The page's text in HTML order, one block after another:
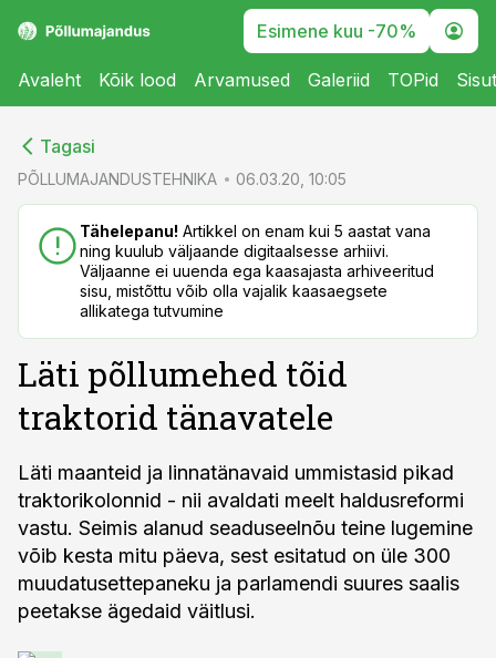
Esimene kuu -70%
Avaleht Kõik lood Arvamused Galeriid TOPid
Tagasi
PÕLLUMAJANDUSTEHNIKA 06.03.20, 10:05
Tähelepanu! Artikkel on enam kui 5 aastat vana
ning kuulub väljaande digitaalsesse arhiivi.
Väljaanne ei uuenda ega kaasajasta arhiveeritud
sisu, mistõttu võib olla vajalik kaasaegsete
allikatega tutvumine
Läti põllumehed tõid
traktorid tänavatele
Läti maanteid ja linnatänavaid ummistasid pikad
traktorikolonnid - nii avaldati meelt haldusreformi
vastu. Seimis alanud seaduseelnõu teine lugemine
võib kesta mitu päeva, sest esitatud on üle 300
muudatusettepaneku ja parlamendi suures saalis
peetakse ägedaid väitlusi.